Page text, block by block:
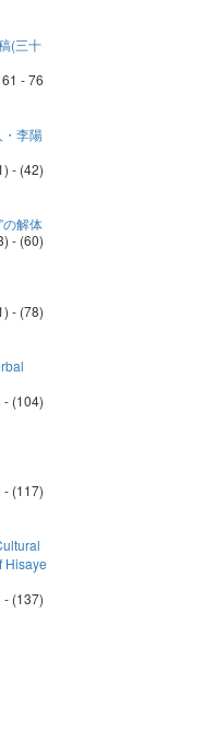
(三十
61 - 76
李陽
- (42)
の解体
- (60)
- (78)
- (104)
- (117)
Hisaye
- (137)